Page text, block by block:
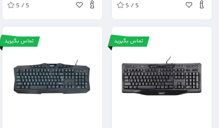
5 / 5
5 / 5
تماس بگیرید تماس بگیرید